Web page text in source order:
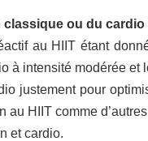
ou du cardio
au HIIT étant
à intensité modérée et
justement pour
HIIT comme
et cardio.